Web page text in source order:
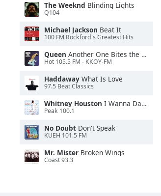
The Weeknd Blinding Lights
Q104
Michael Jackson Beat It
100 FM Rockford's Greatest Hits
Queen Another One Bites the Dust
Hot 105.5 FM - KKOY-FM
Haddaway What Is Love
97.5 Beat Classics
Whitney Houston I Wanna Dance With Somebody
Peak 100.1
No Doubt Don't Speak
KUEH 101.5 FM
Mr. Mister Broken Wings
Coast 93.3